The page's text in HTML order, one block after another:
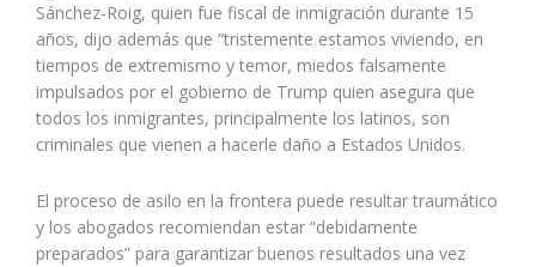
Sánchez-Roig, quien fue fiscal de inmigración durante 15
años, dijo además que “tristemente estamos viviendo, en
tiempos de extremismo y temor, miedos falsamente
impulsados por el gobierno de Trump quien asegura que
todos los inmigrantes, principalmente los latinos, son
criminales que vienen a hacerle daño a Estados Unidos.
El proceso de asilo en la frontera puede resultar traumático
y los abogados recomiendan estar “debidamente
preparados” para garantizar buenos resultados una vez